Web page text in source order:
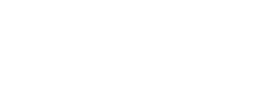
AC Milan